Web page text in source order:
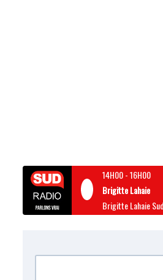
14H00-16H00
Brigitte Lahaie
Brigitte Lahaie